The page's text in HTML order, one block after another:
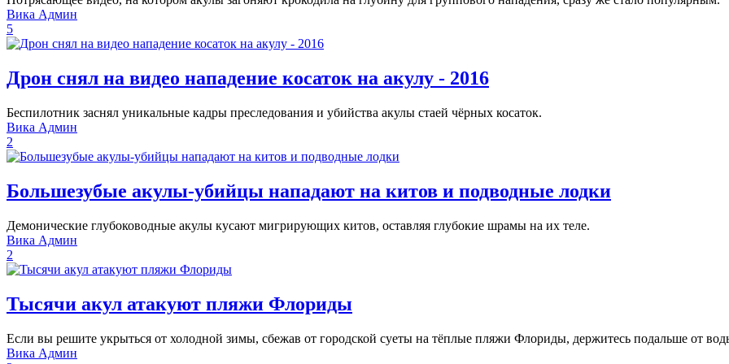
Вика Админ
5
Дрон снял на видео нападение косаток на акулу - 2016
Беспилотник заснял уникальные кадры преследования и убийства акулы стаей чёрных косаток.
Вика Админ
2
Большезубые акулы-убийцы нападают на китов и подводные лодки
Демонические глубоководные акулы кусают мигрирующих китов, оставляя глубокие шрамы на их теле.
Вика Админ
2
Тысячи акул атакуют пляжи Флориды
Если вы решите укрыться от холодной зимы, сбежав от городской суеты на тёплые пляжи Флориды, держитесь подальше от
Вика Админ